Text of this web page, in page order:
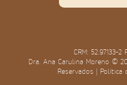
CRM: 52.97133-2
Dra. Ana Carulina Moreno ©
Reservados | Política